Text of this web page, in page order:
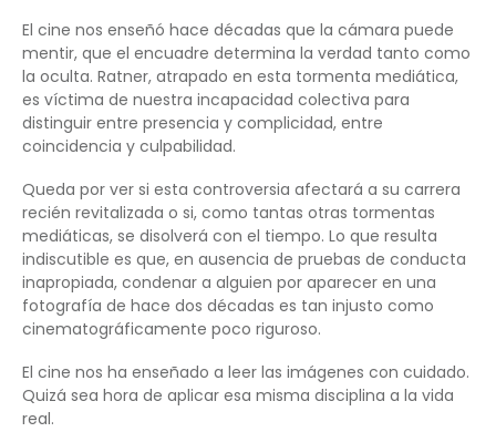
El cine nos enseñó hace décadas que la cámara puede
mentir, que el encuadre determina la verdad tanto como
la oculta. Ratner, atrapado en esta tormenta mediática,
es víctima de nuestra incapacidad colectiva para
distinguir entre presencia y complicidad, entre
coincidencia y culpabilidad.
Queda por ver si esta controversia afectará a su carrera
recién revitalizada o si, como tantas otras tormentas
mediáticas, se disolverá con el tiempo. Lo que resulta
indiscutible es que, en ausencia de pruebas de conducta
inapropiada, condenar a alguien por aparecer en una
fotografía de hace dos décadas es tan injusto como
cinematográficamente poco riguroso.
El cine nos ha enseñado a leer las imágenes con cuidado.
Quizá sea hora de aplicar esa misma disciplina a la vida
real.